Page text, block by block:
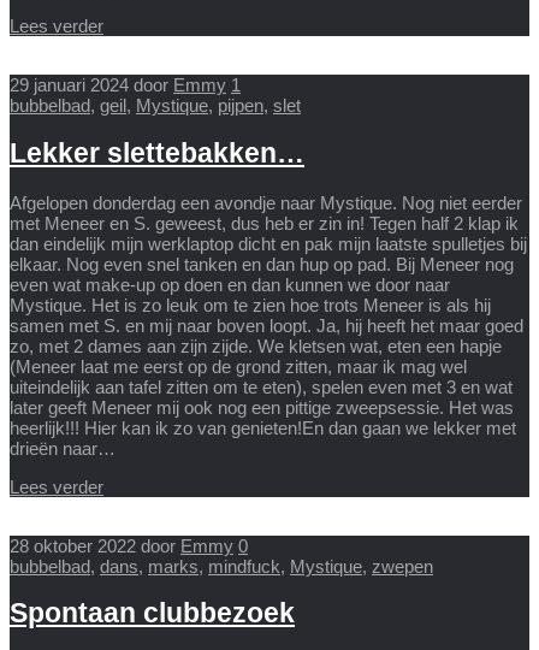
Lees verder
29 januari 2024 door Emmy 1
bubbelbad, geil, Mystique, pijpen, slet
Lekker slettebakken…
Afgelopen donderdag een avondje naar Mystique. Nog niet eerder
met Meneer en S. geweest, dus heb er zin in! Tegen half 2 klap ik
dan eindelijk mijn werklaptop dicht en pak mijn laatste spulletjes bij
elkaar. Nog even snel tanken en dan hup op pad. Bij Meneer nog
even wat make-up op doen en dan kunnen we door naar
Mystique. Het is zo leuk om te zien hoe trots Meneer is als hij
samen met S. en mij naar boven loopt. Ja, hij heeft het maar goed
zo, met 2 dames aan zijn zijde. We kletsen wat, eten een hapje
(Meneer laat me eerst op de grond zitten, maar ik mag wel
uiteindelijk aan tafel zitten om te eten), spelen even met 3 en wat
later geeft Meneer mij ook nog een pittige zweepsessie. Het was
heerlijk!!! Hier kan ik zo van genieten!En dan gaan we lekker met
drieën naar…
Lees verder
28 oktober 2022 door Emmy 0
bubbelbad, dans, marks, mindfuck, Mystique, zwepen
Spontaan clubbezoek